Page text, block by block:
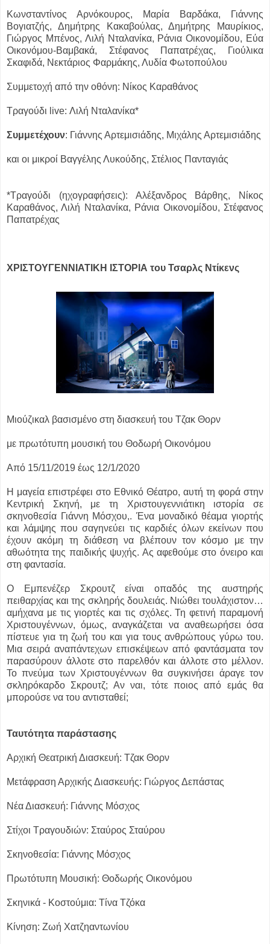
Κωνσταντίνος Αρνόκουρος, Μαρία Βαρδάκα, Γιάννης
Βογιατζής, Δημήτρης Κακαβούλας, Δημήτρης Μαυρίκιος,
Γιώργος Μπένος, Λιλή Νταλανίκα, Ράνια Οικονομίδου, Εύα
Οικονόμου-Βαμβακά, Στέφανος Παπατρέχας, Γιούλικα
Σκαφιδά, Νεκτάριος Φαρμάκης, Λυδία Φωτοπούλου
Συμμετοχή από την οθόνη: Νίκος Καραθάνος
Τραγούδι live: Λιλή Νταλανίκα*
Συμμετέχουν: Γιάννης Αρτεμισιάδης, Μιχάλης Αρτεμισιάδης
και οι μικροί Βαγγέλης Λυκούδης, Στέλιος Πανταγιάς
*Τραγούδι (ηχογραφήσεις): Αλέξανδρος Βάρθης, Νίκος
Καραθάνος, Λιλή Νταλανίκα, Ράνια Οικονομίδου, Στέφανος
Παπατρέχας
ΧΡΙΣΤΟΥΓΕΝΝΙΑΤΙΚΗ ΙΣΤΟΡΙΑ του Τσαρλς Ντίκενς
Μιούζικαλ βασισμένο στη διασκευή του Τζακ Θορν
με πρωτότυπη μουσική του Θοδωρή Οικονόμου
Από 15/11/2019 έως 12/1/2020
Η μαγεία επιστρέφει στο Εθνικό Θέατρο, αυτή τη φορά στην
Κεντρική Σκηνή, με τη Χριστουγεννιάτικη ιστορία σε
σκηνοθεσία Γιάννη Μόσχου,. Ένα μοναδικό θέαμα γιορτής
και λάμψης που σαγηνεύει τις καρδιές όλων εκείνων που
έχουν ακόμη τη διάθεση να βλέπουν τον κόσμο με την
αθωότητα της παιδικής ψυχής. Ας αφεθούμε στο όνειρο και
στη φαντασία.
Ο Εμπενέζερ Σκρουτζ είναι οπαδός της αυστηρής
πειθαρχίας και της σκληρής δουλειάς. Νιώθει τουλάχιστον…
αμήχανα με τις γιορτές και τις σχόλες. Τη φετινή παραμονή
Χριστουγέννων, όμως, αναγκάζεται να αναθεωρήσει όσα
πίστευε για τη ζωή του και για τους ανθρώπους γύρω του.
Μια σειρά αναπάντεχων επισκέψεων από φαντάσματα τον
παρασύρουν άλλοτε στο παρελθόν και άλλοτε στο μέλλον.
Το πνεύμα των Χριστουγέννων θα συγκινήσει άραγε τον
σκληρόκαρδο Σκρουτζ; Αν ναι, τότε ποιος από εμάς θα
μπορούσε να του αντισταθεί;
Ταυτότητα παράστασης
Αρχική Θεατρική Διασκευή: Τζακ Θορν
Μετάφραση Αρχικής Διασκευής: Γιώργος Δεπάστας
Νέα Διασκευή: Γιάννης Μόσχος
Στίχοι Τραγουδιών: Σταύρος Σταύρου
Σκηνοθεσία: Γιάννης Μόσχος
Πρωτότυπη Μουσική: Θοδωρής Οικονόμου
Σκηνικά - Κοστούμια: Τίνα Τζόκα
Κίνηση: Ζωή Χατζηαντωνίου